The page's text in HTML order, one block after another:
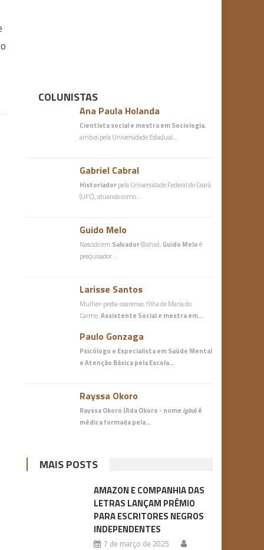
COLUNISTAS
Ana Paula Holanda
Cientista social e mestra em Sociologia,
ambos pela Universidade Estadual…
Gabriel Cabral
Historiadorpela Universidade Federal do Ceará
(UFC), atuando como…
Guido Melo
Nascido em Salvador(Bahia), Guido Meloé
pesquisador…
Larisse Santos
Mulher-preta-cearense, filha de Maria do
Carmo.Assistente Social e mestra em…
Paulo Gonzaga
Psicólogo e Especialista em Saúde Mental
e Atenção Básicapela Escola…
Rayssa Okoro
Rayssa Okoro (Ada Okoro - nome igbo) é
médicaformada pela…
MAIS POSTS
AMAZON E COMPANHIA DAS
LETRAS LANÇAM PRÊMIO
PARA ESCRITORES NEGROS
INDEPENDENTES
7 de março de 2025